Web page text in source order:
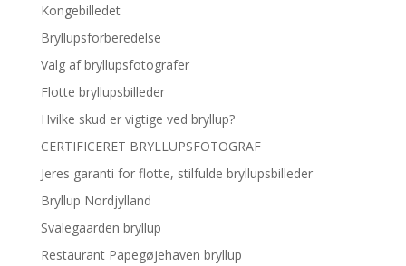
Kongebilledet
Bryllupsforberedelse
Valg af bryllupsfotografer
Flotte bryllupsbilleder
Hvilke skud er vigtige ved bryllup?
CERTIFICERET BRYLLUPSFOTOGRAF
Jeres garanti for flotte, stilfulde bryllupsbilleder
Bryllup Nordjylland
Svalegaarden bryllup
Restaurant Papegøjehaven bryllup